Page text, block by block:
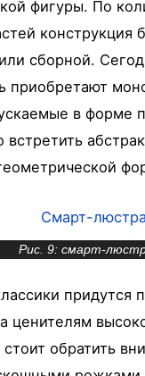
фигуры. По
конструкция
сборной.
приобретают
в форме
Рис. 9: смарт-
придутся
ценителям
обратить